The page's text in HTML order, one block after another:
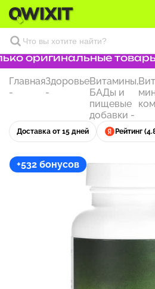
оригинальные товары
Главная
-
Здоровье
-
Витамины,
БАДы и
пищевые
добавки -
Доставка от 15 дней Рейтинг
+532 бонусов